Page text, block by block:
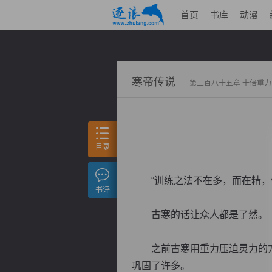
首页 书库 动漫
寒帝传说 第三百八十五章 十倍重力
“训练之法不在多，而在精，
古寒的话让众人都是了然。
之前古寒用重力压迫灵力的方
巩固了许多。
目录
书评